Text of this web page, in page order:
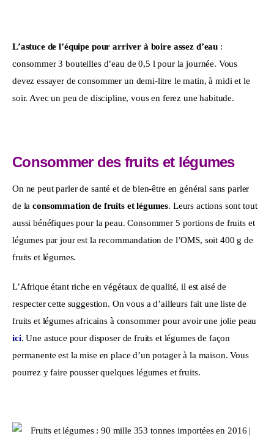
L’astuce de l’équipe pour arriver à boire assez d’eau :
consommer 3 bouteilles d’eau de 0,5 l pour la journée. Vous
devez essayer de consommer un demi-litre le matin, à midi et le
soir. Avec un peu de discipline, vous en ferez une habitude.
Consommer des fruits et légumes
On ne peut parler de santé et de bien-être en général sans parler
de la consommation de fruits et légumes. Leurs actions sont tout
aussi bénéfiques pour la peau. Consommer 5 portions de fruits et
légumes par jour est la recommandation de l’OMS, soit 400 g de
fruits et légumes.
L’Afrique étant riche en végétaux de qualité, il est aisé de
respecter cette suggestion. On vous a d’ailleurs fait une liste de
fruits et légumes africains à consommer pour avoir une jolie peau
ici. Une astuce pour disposer de fruits et légumes de façon
permanente est la mise en place d’un potager à la maison. Vous
pourrez y faire pousser quelques légumes et fruits.